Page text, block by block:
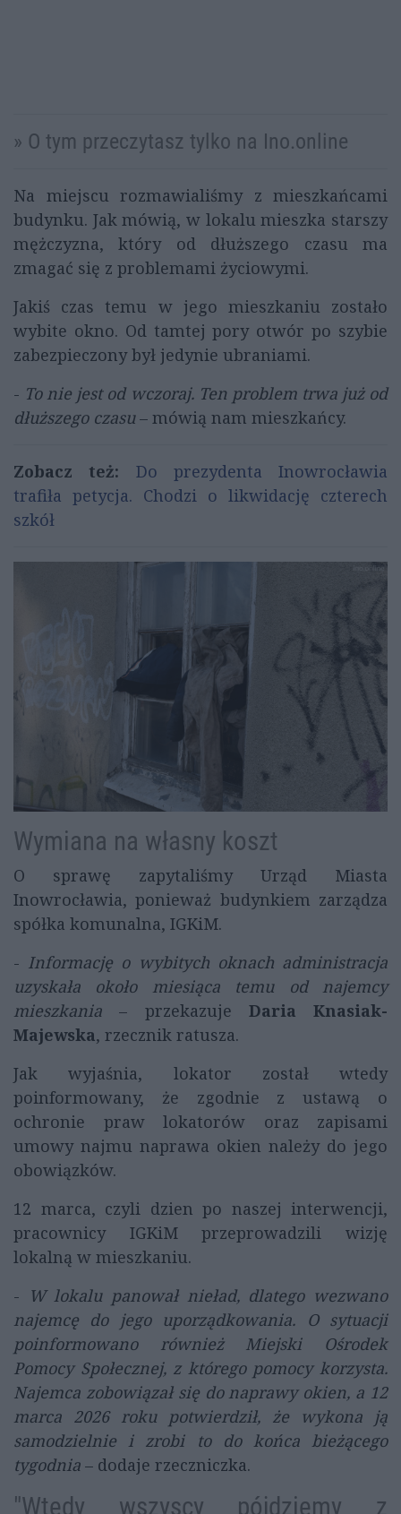
» O tym przeczytasz tylko na Ino.online
Na miejscu rozmawialiśmy z mieszkańcami
budynku. Jak mówią, w lokalu mieszka starszy
mężczyzna, który od dłuższego czasu ma
zmagać się z problemami życiowymi.
Jakiś czas temu w jego mieszkaniu zostało
wybite okno. Od tamtej pory otwór po szybie
zabezpieczony był jedynie ubraniami.
- To nie jest od wczoraj. Ten problem trwa już od
dłuższego czasu– mówią nam mieszkańcy.
Zobacz też:
Do prezydenta Inowrocławia
trafiła petycja. Chodzi o likwidację czterech
szkół
Wymiana na własny koszt
O sprawę zapytaliśmy Urząd Miasta
Inowrocławia, ponieważ budynkiem zarządza
spółka komunalna, IGKiM.
- Informację o wybitych oknach administracja
uzyskała około miesiąca temu od najemcy
mieszkania – przekazuje Daria Knasiak-
Majewska, rzecznik ratusza.
Jak wyjaśnia, lokator został wtedy
poinformowany, że zgodnie z ustawą o
ochronie praw lokatorów oraz zapisami
umowy najmu naprawa okien należy do jego
obowiązków.
12 marca, czyli dzien po naszej interwencji,
pracownicy IGKiM przeprowadzili wizję
lokalną w mieszkaniu.
- W lokalu panował nieład, dlatego wezwano
najemcę do jego uporządkowania. O sytuacji
poinformowano również Miejski Ośrodek
Pomocy Społecznej, z którego pomocy korzysta.
Najemca zobowiązał się do naprawy okien, a 12
marca 2026 roku potwierdził, że wykona ją
samodzielnie i zrobi to do końca bieżącego
tygodnia – dodaje rzeczniczka.
"Wtedy wszyscy pójdziemy z